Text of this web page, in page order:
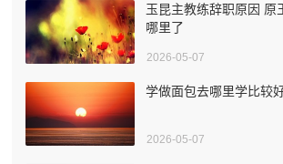
玉昆主教练辞职原因 原
哪里了
2026-05-07
学做面包去哪里学比较
2026-05-07